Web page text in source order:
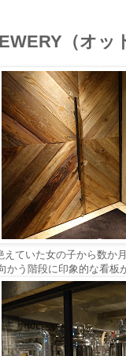
（オッ
えていた女の子から数か
かう階段に印象的な看板